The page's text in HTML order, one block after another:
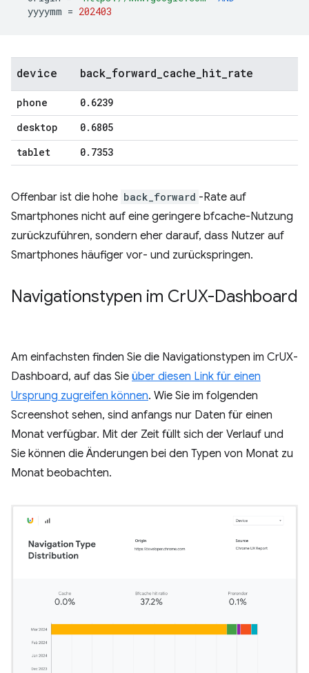
yyyymm = 202403
device back forward cache hit rate
phone 0. 6239
desktop
0. 6805
tablet
0. 7353
Offenbar ist die hohe back_forward -Rate auf
Smartphones nicht auf eine geringere bfcache-Nutzung
zurückzuführen, sondern eher darauf, dass Nutzer auf
Smartphones häufiger vor- und zurückspringen.
Navigationstypen im CrUX-Dashboard
Am einfachsten finden Sie die Navigationstypen im CrUX-
Dashboard, auf das Sie über diesen Link für einen
Ursprung zugreifen können. Wie Sie im folgenden
Screenshot sehen, sind anfangs nur Daten für einen
Monat verfügbar. Mit der Zeit füllt sich der Verlauf und
Sie können die Änderungen bei den Typen von Monat zu
Monat beobachten.